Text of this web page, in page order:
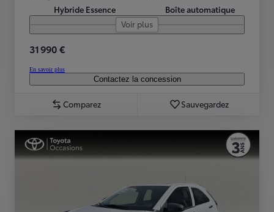
Hybride Essence
Boîte automatique
Voir plus
31 990 €
En savoir plus
Contactez la concession
Comparez Sauvegardez